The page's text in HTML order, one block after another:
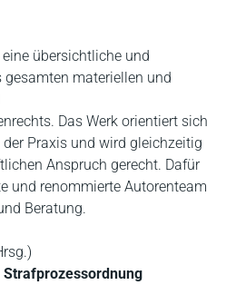
übersichtliche und
materiellen und
Das Werk orientiert sich
Praxis und wird gleichzeitig
Anspruch gerecht. Dafür
und renommierte Autorenteam
Beratung.